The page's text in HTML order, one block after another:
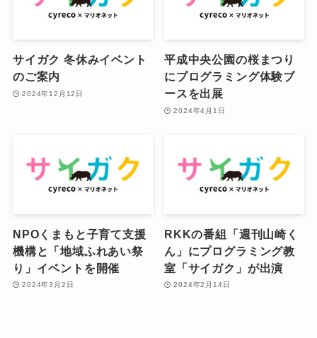
サイガク 冬休みイベント
のご案内
2024年12月12日
平成中央公園の桜まつり
にプログラミング体験ブ
ースを出展
2024年4月1日
NPOくまもと子育て支援
機構と「地域ふれあい祭
り」イベントを開催
2024年3月2日
RKKの番組「週刊山崎く
ん」にプログラミング教
室「サイガク」が出演
2024年2月14日